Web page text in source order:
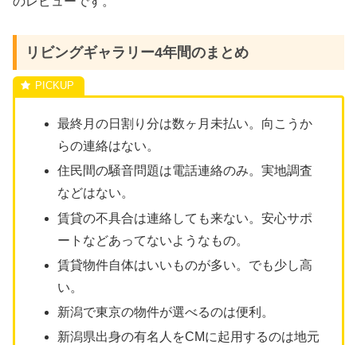
リビングギャラリー4年間のまとめ
最終月の日割り分は数ヶ月未払い。向こうか
らの連絡はない。
住民間の騒音問題は電話連絡のみ。実地調査
などはない。
賃貸の不具合は連絡しても来ない。安心サポ
ートなどあってないようなもの。
賃貸物件自体はいいものが多い。でも少し高
い。
新潟で東京の物件が選べるのは便利。
新潟県出身の有名人をCMに起用するのは地元